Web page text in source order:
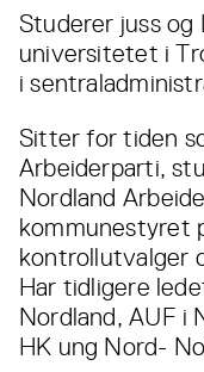
Studerer juss og
universitetet i
i
Sitter for tiden
Arbeiderparti,
Nordland
kommunestyret
kontrollutvalger
Har tidligere
Nordland, AUF i
HK ung Nord-